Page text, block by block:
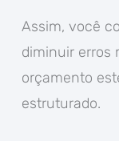
Assim, você
diminuir erros
orçamento
estruturado.